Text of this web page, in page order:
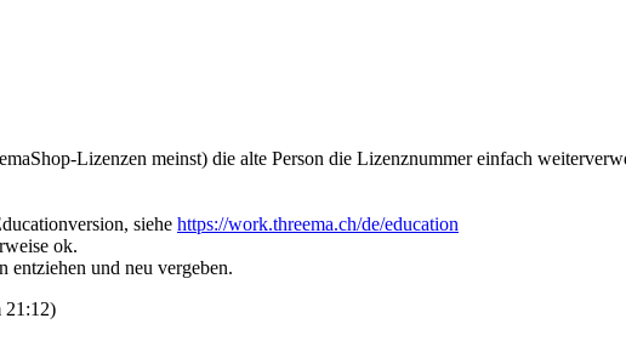
Lizenzen meinst) die alte Person die Lizenznummer einfach
siehe https://work.threema.ch/de/education
ok.
entziehen und neu vergeben.
21:12)